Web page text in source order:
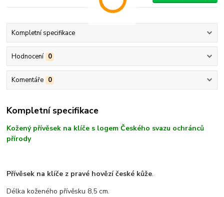
Kompletní specifikace
Hodnocení 0
Komentáře 0
Kompletní specifikace
Kožený přívěsek na klíče s logem Českého svazu ochránců
přírody
Přívěsek na klíče z pravé hovězí české kůže.
Délka koženého přívěsku 8,5 cm.